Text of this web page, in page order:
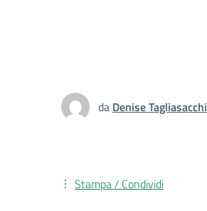
da Denise Tagliasacchi
Stampa / Condividi